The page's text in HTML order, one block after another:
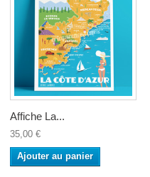
Affiche La...
35,00 €
Ajouter au panier